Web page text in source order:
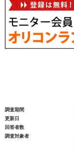
調査期間
更新日
回答者数
調査対象者